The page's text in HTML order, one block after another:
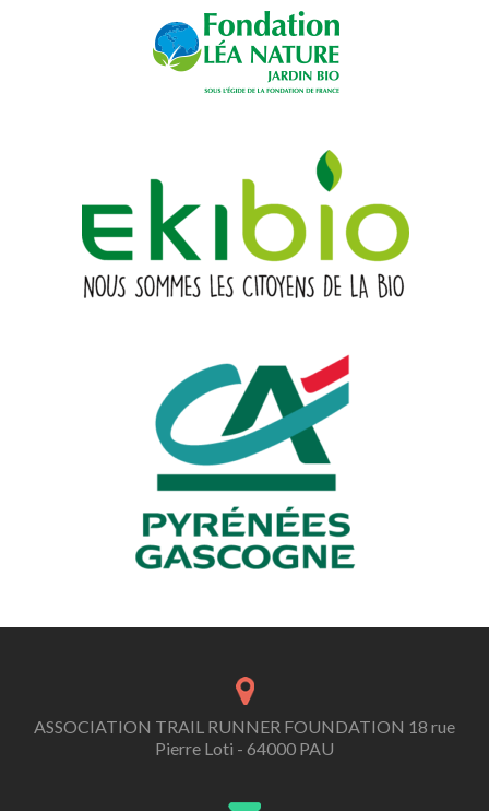
ASSOCIATION TRAIL RUNNER FOUNDATION 18 rue
Pierre Loti - 64000 PAU